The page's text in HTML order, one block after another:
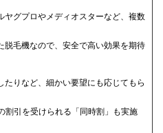
ヤグプロやメディオスターなど、複数
脱毛機なので、安全で高い効果を期待
たりなど、細かい要望にも応じてもら
割引を受けられる「同時割」も実施